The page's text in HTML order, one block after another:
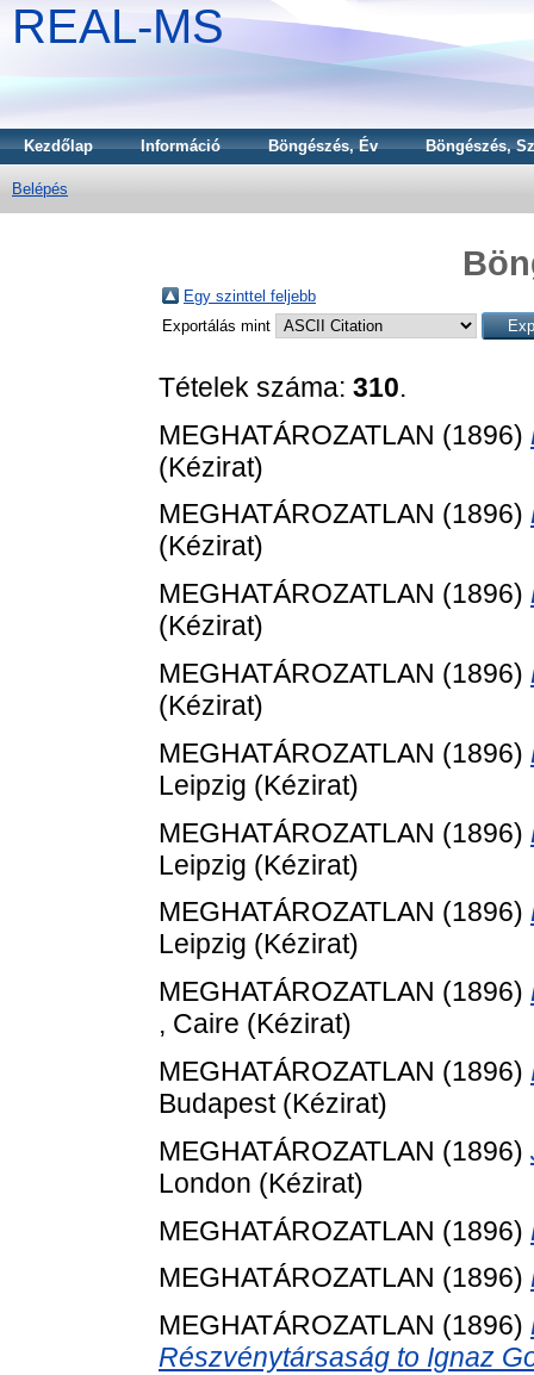
REAL-MS
Kezdőlap Információ Böngészés, Év Böngészés,
Belépés
Egy szinttel feljebb
Exportálás mint
Tételek száma: 310.
MEGHATÁROZATLAN (1896)
(Kézirat)
MEGHATÁROZATLAN (1896)
(Kézirat)
MEGHATÁROZATLAN (1896)
(Kézirat)
MEGHATÁROZATLAN (1896)
(Kézirat)
MEGHATÁROZATLAN (1896)
Leipzig (Kézirat)
MEGHATÁROZATLAN (1896)
Leipzig (Kézirat)
MEGHATÁROZATLAN (1896)
Leipzig (Kézirat)
MEGHATÁROZATLAN (1896)
, Caire (Kézirat)
MEGHATÁROZATLAN (1896)
Budapest (Kézirat)
MEGHATÁROZATLAN (1896)
London (Kézirat)
MEGHATÁROZATLAN (1896)
MEGHATÁROZATLAN (1896)
MEGHATÁROZATLAN (1896)
Részvénytársaság to Ignaz